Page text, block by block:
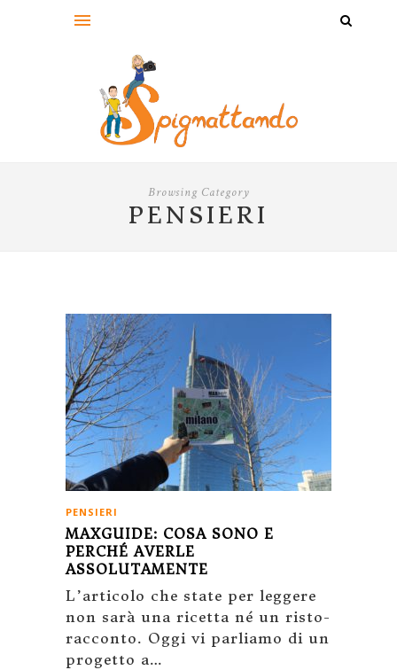
Browsing Category
PENSIERI
PENSIERI
MAXGUIDE: COSA SONO E
PERCHÉ AVERLE
ASSOLUTAMENTE
L’articolo che state per leggere
non sarà una ricetta né un risto-
racconto. Oggi vi parliamo di un
progetto a…